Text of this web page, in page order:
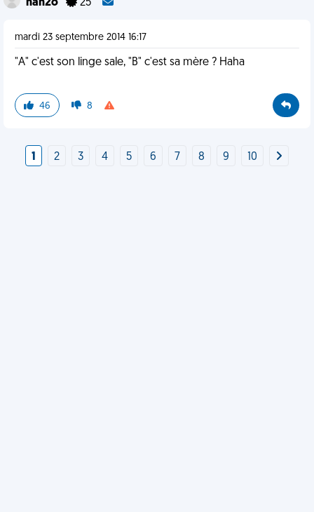
nan2o 25
mardi 23 septembre 2014 16:17
"A" c'est son linge sale, "B" c'est sa mère ? Haha
46 8
1 2 3 4 5 6 7 8 9 10